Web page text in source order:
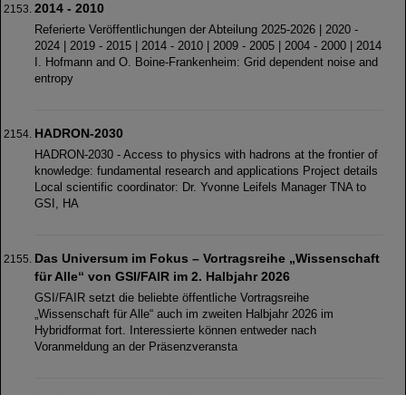
2014 - 2010
Referierte Veröffentlichungen der Abteilung 2025-2026 | 2020 -
2024 | 2019 - 2015 | 2014 - 2010 | 2009 - 2005 | 2004 - 2000 | 2014
I. Hofmann and O. Boine-Frankenheim: Grid dependent noise and
entropy
HADRON-2030
HADRON-2030 - Access to physics with hadrons at the frontier of
knowledge: fundamental research and applications Project details
Local scientific coordinator: Dr. Yvonne Leifels Manager TNA to
GSI, HA
Das Universum im Fokus – Vortragsreihe „Wissenschaft
für Alle“ von GSI/FAIR im 2. Halbjahr 2026
GSI/FAIR setzt die beliebte öffentliche Vortragsreihe
„Wissenschaft für Alle“ auch im zweiten Halbjahr 2026 im
Hybridformat fort. Interessierte können entweder nach
Voranmeldung an der Präsenzveransta